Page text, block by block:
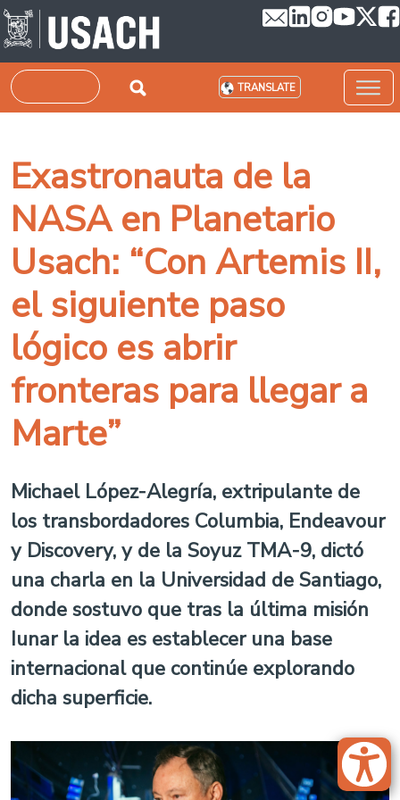
Skip to main content
Search TRANSLATE
Exastronauta de la
NASA en Planetario
Usach: “Con Artemis II,
el siguiente paso
lógico es abrir
fronteras para llegar a
Marte”
Michael López-Alegría, extripulante de
los transbordadores Columbia, Endeavour
y Discovery, y de la Soyuz TMA-9, dictó
una charla en la Universidad de Santiago,
donde sostuvo que tras la última misión
Iunar la idea es establecer una base
internacional que continúe explorando
dicha superficie.